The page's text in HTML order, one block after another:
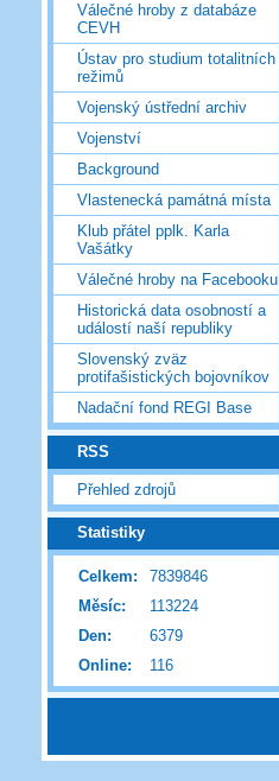
Válečné hroby z databáze
CEVH
Ústav pro studium totalitních
režimů
Vojenský ústřední archiv
Vojenství
Background
Vlastenecká památná místa
Klub přátel pplk. Karla
Vašátky
Válečné hroby na Facebooku
Historická data osobností a
událostí naší republiky
Slovenský zväz
protifašistických bojovníkov
Nadační fond REGI Base
RSS
Přehled zdrojů
Statistiky
Online: 116
Celkem:
7839846
Měsíc:
113224
Den:
6379